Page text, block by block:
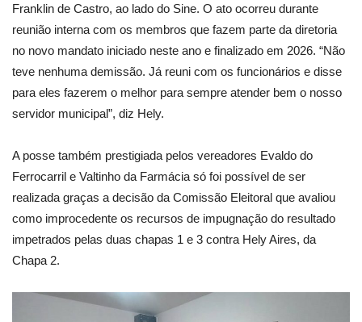
Franklin de Castro, ao lado do Sine. O ato ocorreu durante
reunião interna com os membros que fazem parte da diretoria
no novo mandato iniciado neste ano e finalizado em 2026. “Não
teve nenhuma demissão. Já reuni com os funcionários e disse
para eles fazerem o melhor para sempre atender bem o nosso
servidor municipal”, diz Hely.
A posse também prestigiada pelos vereadores Evaldo do
Ferrocarril e Valtinho da Farmácia só foi possível de ser
realizada graças a decisão da Comissão Eleitoral que avaliou
como improcedente os recursos de impugnação do resultado
impetrados pelas duas chapas 1 e 3 contra Hely Aires, da
Chapa 2.